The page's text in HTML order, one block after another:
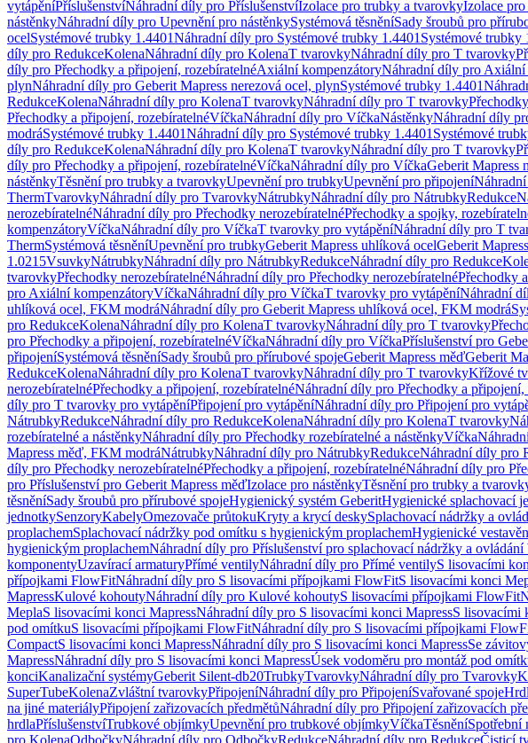
vytápěníPříslušenstvíNáhradní díly pro PříslušenstvíIzolace pro trubky a tvarovkyIzolace
nástěnkyNáhradní díly pro Upevnění pro nástěnkySystémová těsněníSady šroubů pro
ocelSystémové trubky 1.4401Náhradní díly pro Systémové trubky 1.4401 Systémové trubky
díly pro RedukceKolenaNáhradní díly pro KolenaT tvarovkyNáhradní díly pro T tvarovky
díly pro Přechodky a připojení, rozebíratelnéAxiální kompenzátoryNáhradní díly pro Axiální
plynNáhradní díly pro Geberit Mapress nerezová ocel, plynSystémové trubky 1.4401
RedukceKolenaNáhradní díly pro KolenaT tvarovkyNáhradní díly pro T tvarovky
Přechodky a připojení, rozebíratelnéVíčkaNáhradní díly pro VíčkaNástěnkyNáhradní díly
modráSystémové trubky 1.4401Náhradní díly pro Systémové trubky 1.4401 Systémové
díly pro RedukceKolenaNáhradní díly pro KolenaT tvarovkyNáhradní díly pro T tvarovky
díly pro Přechodky a připojení, rozebíratelnéVíčkaNáhradní díly pro VíčkaGeberit Mapress
nástěnkyTěsnění pro trubky a tvarovkyUpevnění pro trubkyUpevnění pro připojení
ThermTvarovkyNáhradní díly pro TvarovkyNátrubkyNáhradní díly pro NátrubkyRedukce
nerozebíratelnéNáhradní díly pro Přechodky nerozebíratelnéPřechodky a spojky,
kompenzátoryVíčkaNáhradní díly pro VíčkaT tvarovky pro vytápěníNáhradní díly pro T
ThermSystémová těsněníUpevnění pro trubkyGeberit Mapress uhlíková ocelGeberit
1.0215VsuvkyNátrubkyNáhradní díly pro NátrubkyRedukceNáhradní díly pro Redukce
tvarovkyPřechodky nerozebíratelnéNáhradní díly pro Přechodky nerozebíratelnéPřechodky
pro Axiální kompenzátoryVíčkaNáhradní díly pro VíčkaT tvarovky pro vytápěníNáhradní
uhlíková ocel, FKM modráNáhradní díly pro Geberit Mapress uhlíková ocel, FKM modrá
pro RedukceKolenaNáhradní díly pro KolenaT tvarovkyNáhradní díly pro T tvarovky
pro Přechodky a připojení, rozebíratelnéVíčkaNáhradní díly pro VíčkaPříslušenství pro
připojeníSystémová těsněníSady šroubů pro přírubové spojeGeberit Mapress měďGeberit
RedukceKolenaNáhradní díly pro KolenaT tvarovkyNáhradní díly pro T tvarovkyKřížové
nerozebíratelnéPřechodky a připojení, rozebíratelnéNáhradní díly pro Přechodky a připojení,
díly pro T tvarovky pro vytápěníPřipojení pro vytápěníNáhradní díly pro Připojení pro
NátrubkyRedukceNáhradní díly pro RedukceKolenaNáhradní díly pro KolenaT tvarovky
rozebíratelné a nástěnkyNáhradní díly pro Přechodky rozebíratelné a nástěnkyVíčka
Mapress měď, FKM modráNátrubkyNáhradní díly pro NátrubkyRedukceNáhradní díly pro
díly pro Přechodky nerozebíratelnéPřechodky a připojení, rozebíratelnéNáhradní díly pro
pro Příslušenství pro Geberit Mapress měďIzolace pro nástěnkyTěsnění pro trubky a
těsněníSady šroubů pro přírubové spojeHygienický systém GeberitHygienické splachovací
jednotkySenzoryKabelyOmezovače průtokuKryty a krycí deskySplachovací nádržky a
proplachemSplachovací nádržky pod omítku s hygienickým proplachemHygienické
hygienickým proplachemNáhradní díly pro Příslušenství pro splachovací nádržky a
komponentyUzavírací armaturyPřímé ventilyNáhradní díly pro Přímé ventilyS lisovacími
přípojkami FlowFitNáhradní díly pro S lisovacími přípojkami FlowFitS lisovacími konci
MapressKulové kohoutyNáhradní díly pro Kulové kohoutyS lisovacími přípojkami FlowFit
MeplaS lisovacími konci MapressNáhradní díly pro S lisovacími konci MapressS lisovacími
pod omítkuS lisovacími přípojkami FlowFitNáhradní díly pro S lisovacími přípojkami
CompactS lisovacími konci MapressNáhradní díly pro S lisovacími konci MapressSe
MapressNáhradní díly pro S lisovacími konci MapressÚsek vodoměru pro montáž pod
konciKanalizační systémyGeberit Silent-db20TrubkyTvarovkyNáhradní díly pro Tvarovky
SuperTubeKolenaZvláštní tvarovkyPřipojeníNáhradní díly pro PřipojeníSvařované spoje
na jiné materiályPřipojení zařizovacích předmětůNáhradní díly pro Připojení zařizovacích
hrdlaPříslušenstvíTrubkové objímkyUpevnění pro trubkové objímkyVíčkaTěsněníSpotřební
pro KolenaOdbočkyNáhradní díly pro OdbočkyRedukceNáhradní díly pro RedukceČisticí